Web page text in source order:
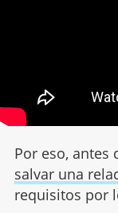
Por eso, antes
salvar una
requisitos por